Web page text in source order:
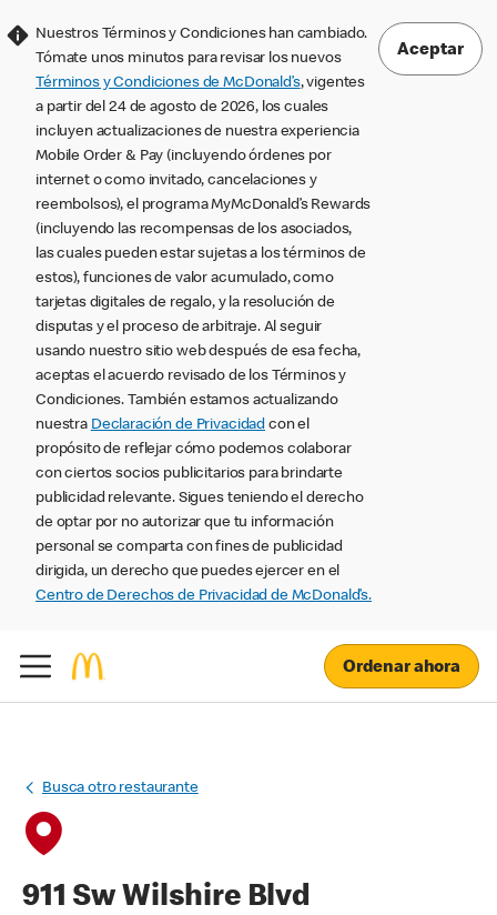
Nuestros Términos y Condiciones han cambiado.
Tómate unos minutos para revisar los nuevos
Términos y Condiciones de McDonald’s, vigentes
a partir del 24 de agosto de 2026, los cuales
incluyen actualizaciones de nuestra experiencia
Mobile Order & Pay (incluyendo órdenes por
internet o como invitado, cancelaciones y
reembolsos), el programa MyMcDonald’s Rewards
(incluyendo las recompensas de los asociados,
las cuales pueden estar sujetas a los términos de
estos), funciones de valor acumulado, como
tarjetas digitales de regalo, y la resolución de
disputas y el proceso de arbitraje. Al seguir
usando nuestro sitio web después de esa fecha,
aceptas el acuerdo revisado de los Términos y
Condiciones. También estamos actualizando
nuestra Declaración de Privacidad con el
propósito de reflejar cómo podemos colaborar
con ciertos socios publicitarios para brindarte
publicidad relevante. Sigues teniendo el derecho
de optar por no autorizar que tu información
personal se comparta con fines de publicidad
dirigida, un derecho que puedes ejercer en el
Centro de Derechos de Privacidad de McDonald’s.
Aceptar
Ordenar ahora
Busca otro restaurante
911 Sw Wilshire Blvd